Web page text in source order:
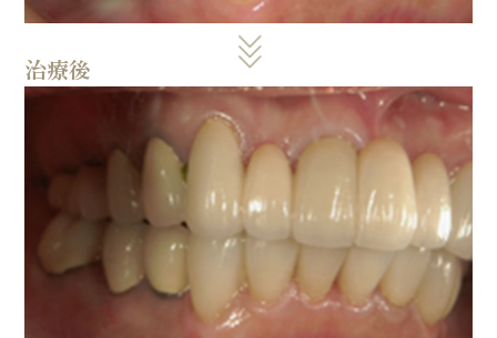
治療後